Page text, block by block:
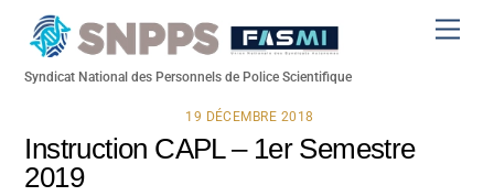
Syndicat National des Personnels de Police Scientifique
19 DÉCEMBRE 2018
Instruction CAPL – 1er Semestre
2019